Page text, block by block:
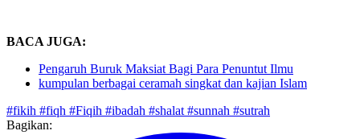
Pengaruh Buruk Maksiat Bagi Para Penuntut Ilmu
#fikih#fiqh